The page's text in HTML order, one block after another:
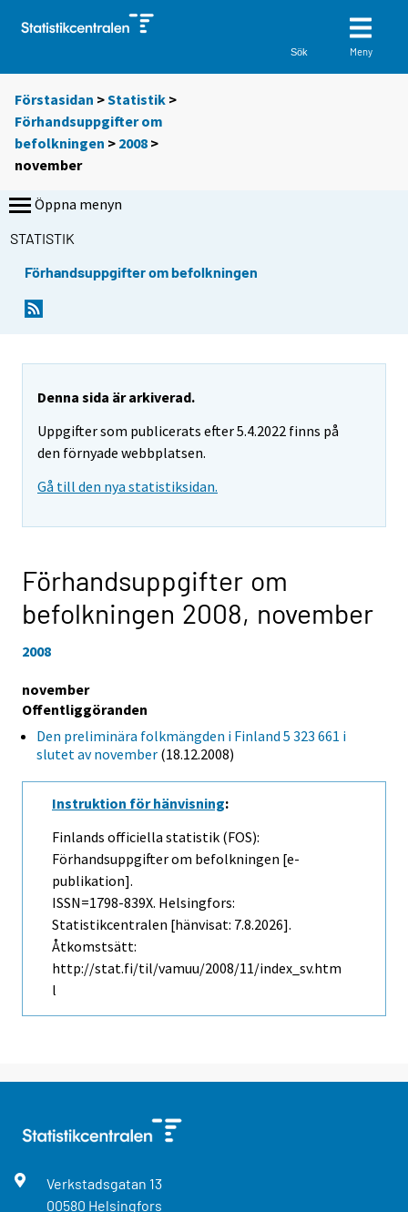
Sök Meny
Förstasidan >Statistik >
Förhandsuppgifter om
befolkningen > 2008 >
november
Öppna menyn
STATISTIK
Förhandsuppgifter om befolkningen
Denna sida är arkiverad.
Uppgifter som publicerats efter 5.4.2022 finns på
den förnyade webbplatsen.
Gå till den nya statistiksidan.
Förhandsuppgifter om
befolkningen 2008, november
2008
november
Offentliggöranden
Den preliminära folkmängden i Finland 5 323 661 i
slutet av november (18.12.2008)
Instruktion för hänvisning:
Finlands officiella statistik (FOS):
Förhandsuppgifter om befolkningen [e-
publikation].
ISSN=1798-839X. Helsingfors:
Statistikcentralen [hänvisat: 7.8.2026].
Åtkomstsätt:
http://stat.fi/til/vamuu/2008/11/index_sv.htm
l
Verkstadsgatan 13
00580 Helsingfors